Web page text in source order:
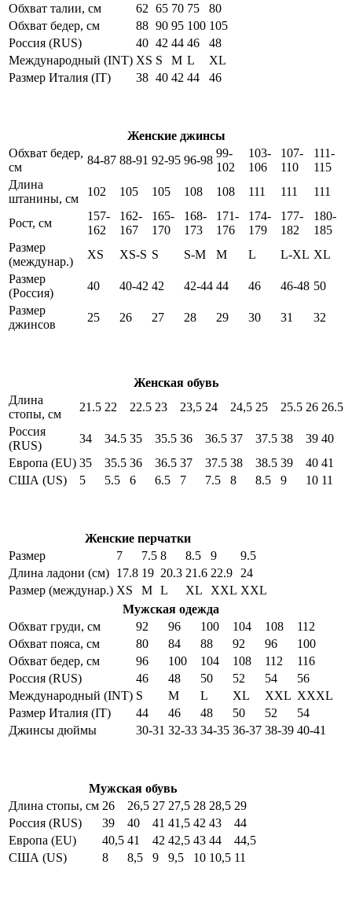
Обхват талии, см
62 65 70 75
80
Обхват бедер, см
88 90 95 100 105
Россия (RUS)
40 42 44 46
48
Международный (INT) XS S M L
XL
Размер Италия (IT)
38 40 42 44 46
Женские джинсы
Обхват бедер,
см
84-87 88-91 92-95 96-98
99-
102
103-
106
107-
110
111-
115
Длина
штанины, см
102 105 105 108 108 111 111 111
Рост, см
157-
162
162-
167
165-
170
168-
173
171-
176
174-
179
177-
182
180-
185
Размер
(междунар.)
XS XS-S S S-M M L L-XL XL
Размер
(Россия)
40 40-42 42 42-44 44 46 46-48 50
Размер
джинсов
25 26 27 28 29 30 31 32
Женская обувь
Длина
стопы, см
21.5 22 22.5 23 23,5 24 24,5 25 25.5 26 26.5
Россия
(RUS)
34 34.5 35 35.5 36 36.5 37 37.5 38 39 40
Европа (EU) 35 35.5 36 36.5 37 37.5 38 38.5 39 40 41
США (US)
5 5.5 6 6.5 7 7.5 8 8.5 9 10 11
Женские перчатки
Размер
7 7.5 8 8.5 9
9.5
Длина ладони (см) 17.8 19 20.3 21.6 22.9
24
Размер (междунар.) XS M L XL XXL XXL
Мужская одежда
Обхват груди, см
92 96 100 104 108
112
Обхват пояса, см
80 84 88 92 96
100
Обхват бедер, см
96 100 104 108 112
116
Россия (RUS)
46 48 50 52 54
56
Международный (INT) S M L XL XXL XXXL
Размер Италия (IT)
44 46 48 50 52
54
Джинсы дюймы
30-31 32-33 34-35 36-37 38-39 40-41
Мужская обувь
Длина стопы, см 26 26,5 27 27,5 28 28,5 29
Россия (RUS)
39 40 41 41,5 42 43
44
Европа (EU)
40,5 41 42 42,5 43 44
44,5
США (US)
8 8,5 9 9,5 10 10,5 11